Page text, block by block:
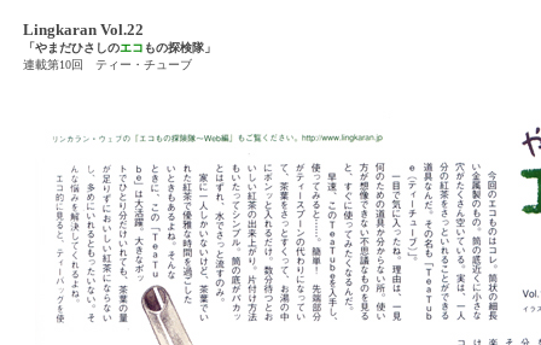
Lingkaran Vol.22
「やまだひさしのエコ もの探検隊」
連載第10回 ティー・チューブ